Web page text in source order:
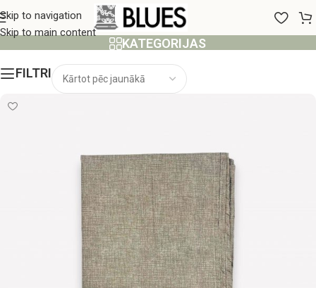
Skip to navigation
Skip to main content
AKCIJA
KATEGORIJAS
FILTRI